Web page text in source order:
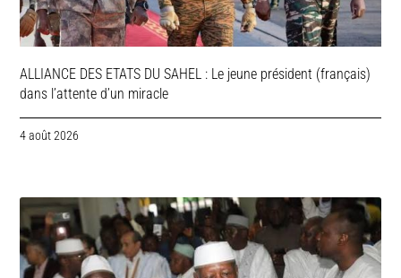
ALLIANCE DES ETATS DU SAHEL : Le jeune président (français)
dans l’attente d’un miracle
4 août 2026